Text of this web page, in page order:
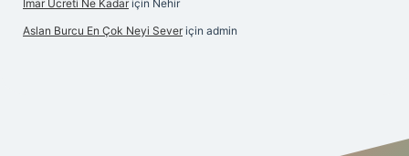
Imar Ücreti Ne Kadar için Nehir
Aslan Burcu En Çok Neyi Sever için admin